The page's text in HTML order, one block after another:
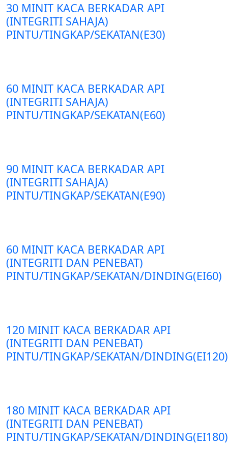
30 MINIT KACA BERKADAR API
(INTEGRITI SAHAJA)
PINTU/TINGKAP/SEKATAN(E30)
60 MINIT KACA BERKADAR API
(INTEGRITI SAHAJA)
PINTU/TINGKAP/SEKATAN(E60)
90 MINIT KACA BERKADAR API
(INTEGRITI SAHAJA)
PINTU/TINGKAP/SEKATAN(E90)
60 MINIT KACA BERKADAR API
(INTEGRITI DAN PENEBAT)
PINTU/TINGKAP/SEKATAN/DINDING(EI60)
120 MINIT KACA BERKADAR API
(INTEGRITI DAN PENEBAT)
PINTU/TINGKAP/SEKATAN/DINDING(EI120)
180 MINIT KACA BERKADAR API
(INTEGRITI DAN PENEBAT)
PINTU/TINGKAP/SEKATAN/DINDING(EI180)